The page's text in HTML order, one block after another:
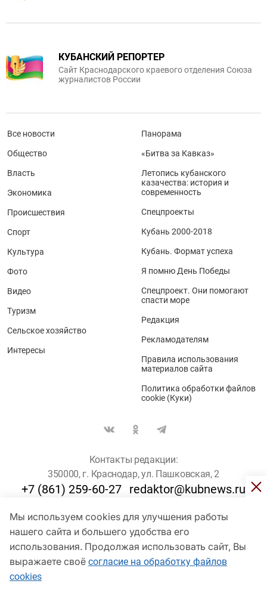
Мы используем cookies для улучшения работы
нашего сайта и большего удобства его
использования. Продолжая использовать сайт, Вы
выражаете своё согласие на обработку файлов
cookies
КУБАНСКИЙ РЕПОРТЕР
Сайт Краснодарского краевого отделения Союза
журналистов России
Все новости
Общество
Власть
Экономика
Происшествия
Спорт
Культура
Фото
Видео
Туризм
Сельское хозяйство
Интересы
Панорама
«Битва за Кавказ»
Летопись кубанского
казачества: история и
современность
Спецпроекты
Кубань 2000-2018
Кубань. Формат успеха
Я помню День Победы
Спецпроект. Они помогают
спасти море
Редакция
Рекламодателям
Правила использования
материалов сайта
Политика обработки файлов
cookie (Куки)
Контакты редакции:
350000, г. Краснодар, ул. Пашковская, 2
+7 (861) 259-60-27 redaktor@kubnews.ru
Для пользователей старше 16 лет
© Кубанские Новости, 2017
Сетевое издание «kubnews» зарегистрировано Федеральной
службой по надзору в сфере связи, информационных технологий
и массовых коммуникаций (Роскомнадзор). Регистрационный